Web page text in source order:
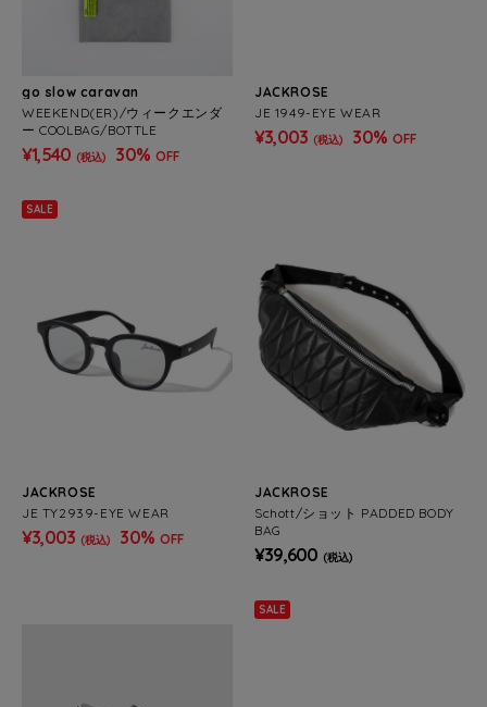
go slow caravan
WEEKEND(ER)/ウィークエンダ
ー COOLBAG/BOTTLE
¥1,540 (税込) 30% OFF
JACKROSE
JE 1949-EYE WEAR
¥3,003 (税込) 30% OFF
SALE
JACKROSE
JE TY2939-EYE WEAR
¥3,003 (税込) 30% OFF
JACKROSE
Schott/ショット PADDED BODY
BAG
¥39,600 (税込)
SALE